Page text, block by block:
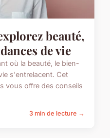
beauté,
de vie
où la beauté, le bien-
s'entrelacent. Cet
vous offre des conseils
3 min de lecture →